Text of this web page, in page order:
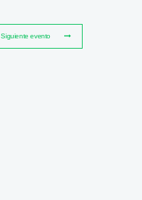
Siguiente evento